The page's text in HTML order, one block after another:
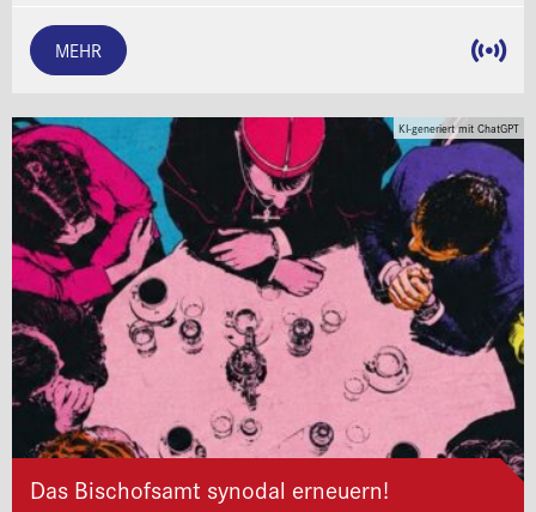
MEHR
KI-generiert mit ChatGPT
Das Bischofsamt synodal erneuern!